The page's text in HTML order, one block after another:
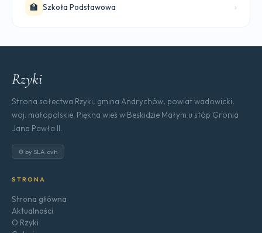
🏫 Szkoła Podstawowa ›
Rzyki
Strona sołectwa Rzyki, gmina Andrychów, powiat wadowicki,
woj. małopolskie. Piękna wieś w Beskidzie Małym u stóp Gronia
Jana Pawła II.
⚙ by SLA.ovh
STRONA
Strona główna
Aktualności
O Rzyki